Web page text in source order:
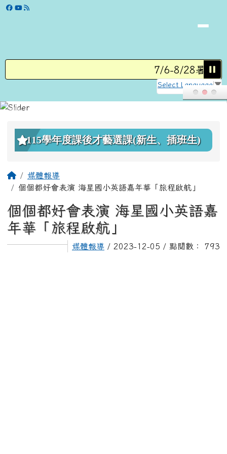
跳至主內容區
學校網站
7/6-8/28暑假營
Select Language ▼
上中區域內容
115學年度課後才藝選課(新生、插班生)
主內容區域
回首頁媒體報導
個個都好會表演 海星國小英語嘉年華「旅程啟航」
個個都好會表演 海星國小英語嘉
年華「旅程啟航」
媒體報導 / 2023-12-05 / 點閱數： 793